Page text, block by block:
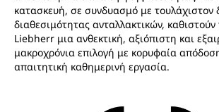
κατασκευή, σε συνδυασμό με τουλάχιστον
διαθεσιμότητας ανταλλακτικών,
Liebherr μια ανθεκτική, αξιόπιστη και
μακροχρόνια επιλογή με κορυφαία
απαιτητική καθημερινή εργασία.